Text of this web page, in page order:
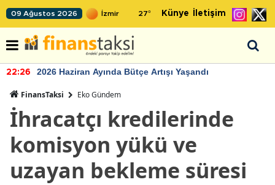
09 Ağustos 2026 27° Künye İletişim
22:26 2026 Haziran Ayında Bütçe Artışı Yaşandı
FinansTaksi Eko Gündem
İhracatçı kredilerinde
komisyon yükü ve
uzayan bekleme süresi